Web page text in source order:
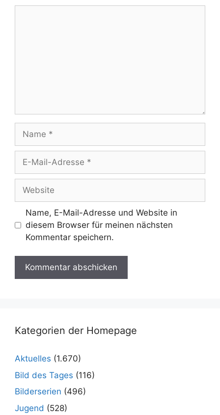
Mail-
Adresse
Name, E-Mail-Adresse und Website in
diesem Browser für meinen nächsten
Kommentar speichern.
Kategorien der Homepage
Aktuelles (1.670)
Bild des Tages (116)
Bilderserien (496)
Jugend (528)